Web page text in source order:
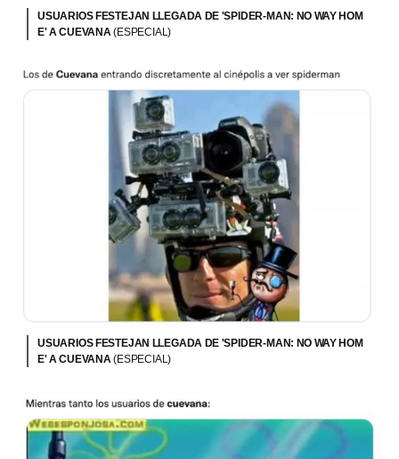
USUARIOS FESTEJAN LLEGADA DE 'SPIDER-MAN: NO WAY HOM
E' A CUEVANA(ESPECIAL)
USUARIOS FESTEJAN LLEGADA DE 'SPIDER-MAN: NO WAY HOM
E' A CUEVANA(ESPECIAL)